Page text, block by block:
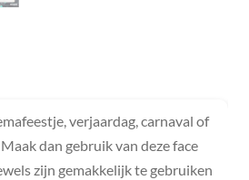
verjaardag, carnaval of
dan gebruik van deze face
zijn gemakkelijk te gebruiken